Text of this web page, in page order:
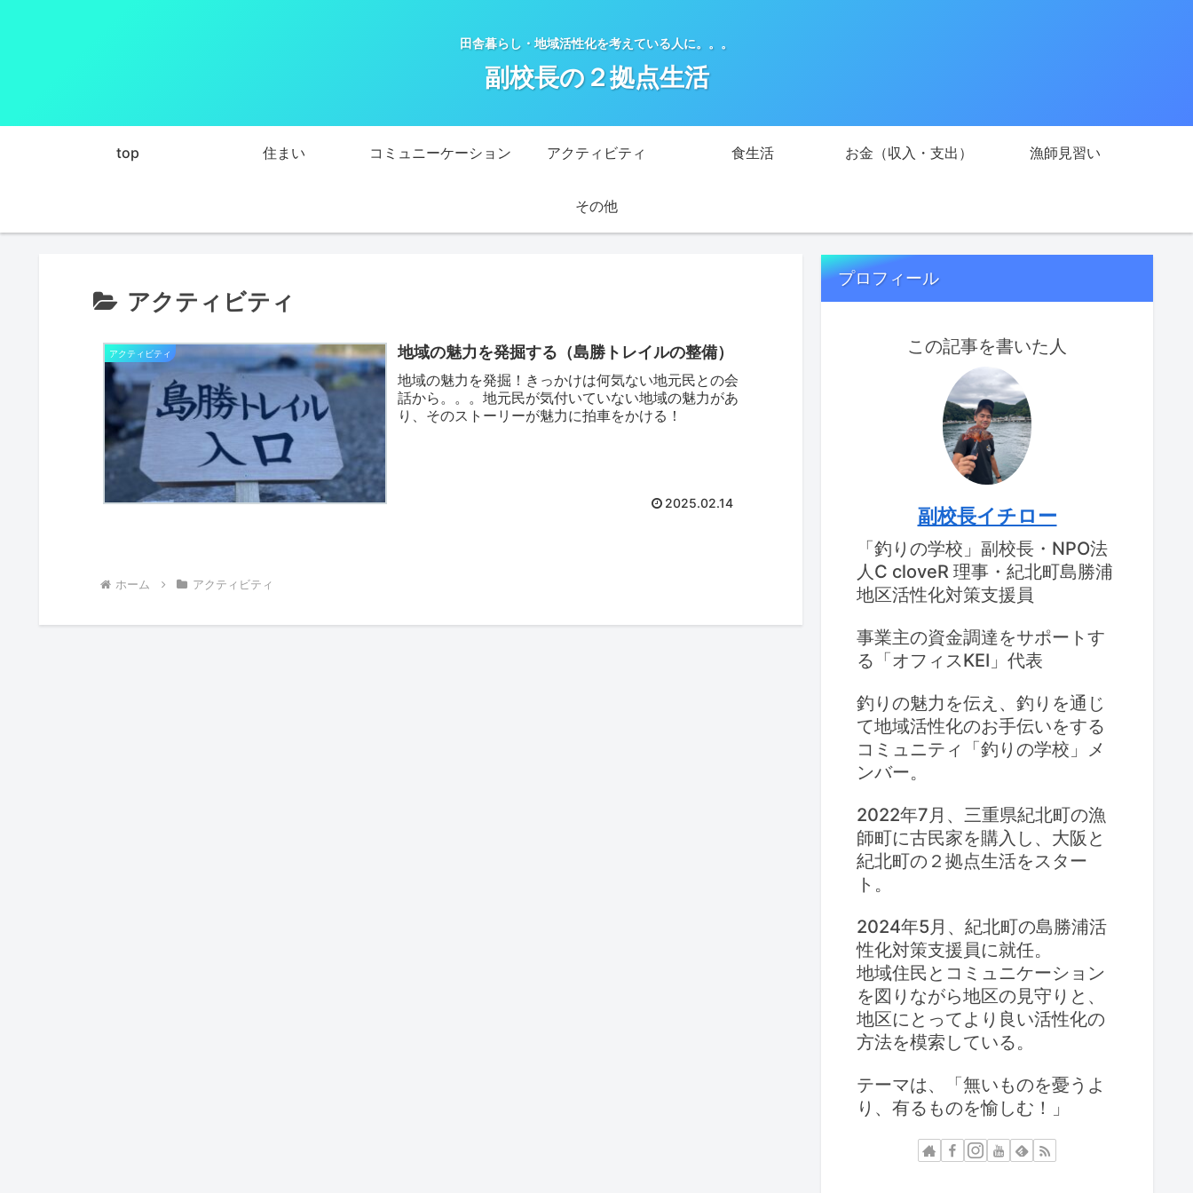
田舎暮らし・地域活性化を考えている人に。。。
副校長の２拠点生活
top 住まい コミュニーケーション アクティビティ 食生活 お金（収入・支出） 漁師見習い
その他
アクティビティ
アクティビティ 地域の魅力を発掘する（島勝トレイルの整備）
地域の魅力を発掘！きっかけは何気ない地元民との会
話から。。。地元民が気付いていない地域の魅力があ
り、そのストーリーが魅力に拍車をかける！
2025.02.14
ホーム アクティビティ
プロフィール
この記事を書いた人
副校長イチロー
「釣りの学校」副校長・NPO法
人C cloveR 理事・紀北町島勝浦
地区活性化対策支援員
事業主の資金調達をサポートす
る「オフィスKEI」代表
釣りの魅力を伝え、釣りを通じ
て地域活性化のお手伝いをする
コミュニティ「釣りの学校」メ
ンバー。
2022年7月、三重県紀北町の漁
師町に古民家を購入し、大阪と
紀北町の２拠点生活をスター
ト。
2024年5月、紀北町の島勝浦活
性化対策支援員に就任。
地域住民とコミュニケーション
を図りながら地区の見守りと、
地区にとってより良い活性化の
方法を模索している。
テーマは、「無いものを憂うよ
り、有るものを愉しむ！」